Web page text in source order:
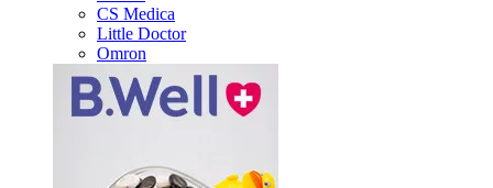
CS Medica
Little Doctor
Omron